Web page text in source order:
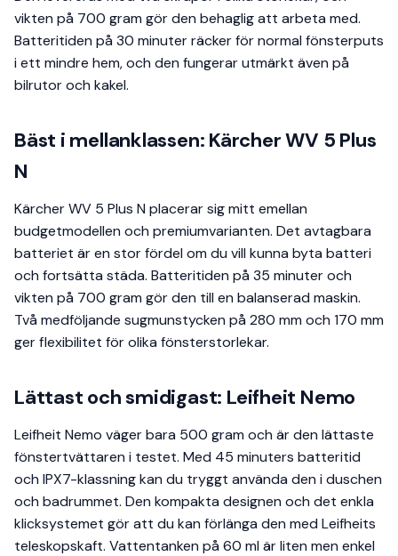
vikten på 700 gram gör den behaglig att arbeta med.
Batteritiden på 30 minuter räcker för normal fönsterputs
i ett mindre hem, och den fungerar utmärkt även på
bilrutor och kakel.
Bäst i mellanklassen: Kärcher WV 5 Plus
N
Kärcher WV 5 Plus N placerar sig mitt emellan
budgetmodellen och premiumvarianten. Det avtagbara
batteriet är en stor fördel om du vill kunna byta batteri
och fortsätta städa. Batteritiden på 35 minuter och
vikten på 700 gram gör den till en balanserad maskin.
Två medföljande sugmunstycken på 280 mm och 170 mm
ger flexibilitet för olika fönsterstorlekar.
Lättast och smidigast: Leifheit Nemo
Leifheit Nemo väger bara 500 gram och är den lättaste
fönstertvättaren i testet. Med 45 minuters batteritid
och IPX7-klassning kan du tryggt använda den i duschen
och badrummet. Den kompakta designen och det enkla
klicksystemet gör att du kan förlänga den med Leifheits
teleskopskaft. Vattentanken på 60 ml är liten men enkel